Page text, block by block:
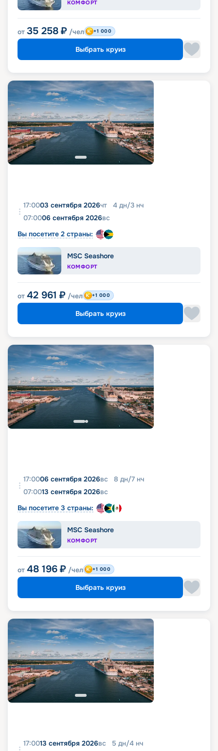
КОМФОРТ
от 35 258 ₽ /чел +1 000
Выбрать круиз
17:0003 сентября 2026чт 4 дн/3 нч
07:0006 сентября 2026вс
Вы посетите 2 страны:
MSC Seashore
КОМФОРТ
от 42 961 ₽ /чел +1 000
Выбрать круиз
17:0006 сентября 2026вс 8 дн/7 нч
07:0013 сентября 2026вс
Вы посетите 3 страны:
MSC Seashore
КОМФОРТ
от 48 196 ₽ /чел +1 000
Выбрать круиз
17:0013 сентября 2026вс 5 дн/4 нч